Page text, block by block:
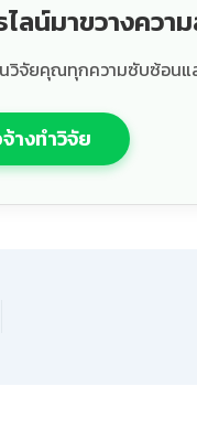
ลน์มาขวางควา
วิจัยคุณทุกความซับซ้อนแ
างทำวิจัย